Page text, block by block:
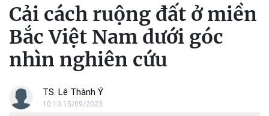
Cải cách ruộng đất ở miền
Bắc Việt Nam dưới góc
nhìn nghiên cứu
TS. Lê Thành Ý
10:10 15/09/2023